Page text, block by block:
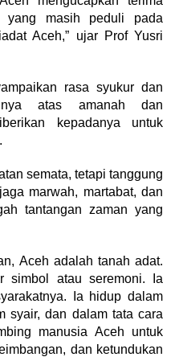
yang masih peduli pada
Aceh,” ujar Prof Yusri
rasa syukur dan
atas amanah dan
kepadanya untuk
semata, tetapi tanggung
marwah, martabat, dan
tantangan zaman yang
Aceh adalah tanah adat.
simbol atau seremoni. Ia
Ia hidup dalam
syair, dan dalam tata cara
manusia Aceh untuk
dan ketundukan